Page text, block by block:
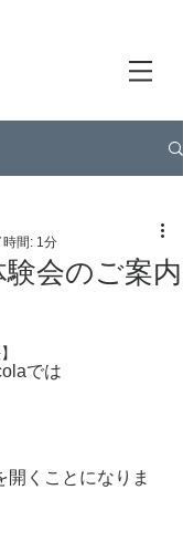
会のご案内
時間: 1分
では
開くことになりま